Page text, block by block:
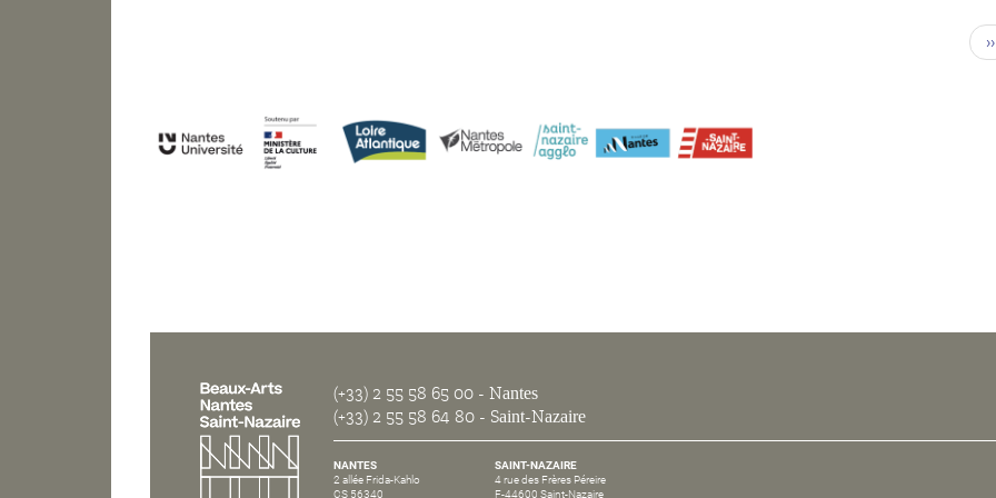
››
(+33) 2 55 58 65 00 - Nantes
(+33) 2 55 58 64 80 - Saint-Nazaire
NANTES
2 allée Frida-Kahlo
CS 56340
SAINT-NAZAIRE
4 rue des Frères Péreire
F-44600 Saint-Nazaire